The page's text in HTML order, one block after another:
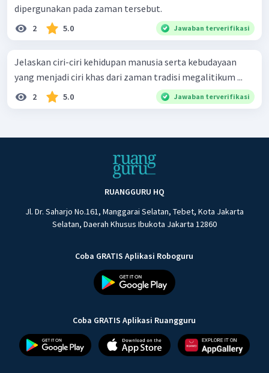
dipergunakan pada zaman tersebut.
2 5.0 Jawaban terverifikasi
Jelaskan ciri-ciri kehidupan manusia serta kebudayaan
yang menjadi ciri khas dari zaman tradisi megalitikum ...
2 5.0 Jawaban terverifikasi
RUANGGURU HQ
Jl. Dr. Saharjo No.161, Manggarai Selatan, Tebet, Kota Jakarta
Selatan, Daerah Khusus Ibukota Jakarta 12860
Coba GRATIS Aplikasi Roboguru
Coba GRATIS Aplikasi Ruangguru